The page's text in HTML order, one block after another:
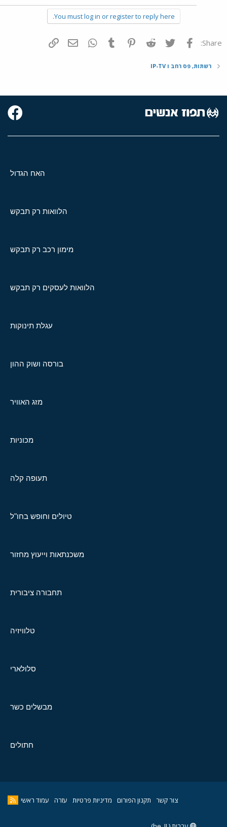
You must log in or register to reply here.
Share: פייסבוק Twitter
Reddit
Pinterest
Tumblr
WhatsAppדואר אלקטרוני
רשתות, פס רחב ו IP-TV
האח הגדול
הלוואות רק תבקש
מימון רכב רק תבקש
הלוואות לעסקים רק תבקש
עגלת תינוקות
בורסה ושוק ההון
מזג האוויר
מכוניות
תעופה קלה
טיולים וחופש בחו"ל
משכנתאות וייעוץ מחזור
תחבורה ציבורית
טלוויזיה
סלולארי
מבשלים כשר
חתולים
צור קשר תקנון הפורום מדיניות פרטיות עזרה עמוד ראשי